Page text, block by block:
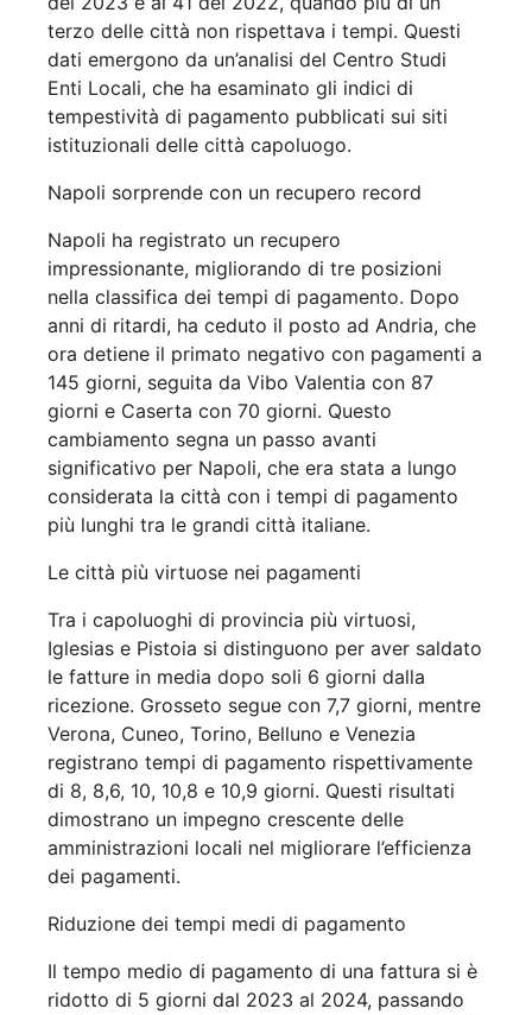
terzo delle città non rispettava i tempi. Questi
dati emergono da un’analisi del Centro Studi
Enti Locali, che ha esaminato gli indici di
tempestività di pagamento pubblicati sui siti
istituzionali delle città capoluogo.
Napoli sorprende con un recupero record
Napoli ha registrato un recupero
impressionante, migliorando di tre posizioni
nella classifica dei tempi di pagamento. Dopo
anni di ritardi, ha ceduto il posto ad Andria, che
ora detiene il primato negativo con pagamenti a
145 giorni, seguita da Vibo Valentia con 87
giorni e Caserta con 70 giorni. Questo
cambiamento segna un passo avanti
significativo per Napoli, che era stata a lungo
considerata la città con i tempi di pagamento
più lunghi tra le grandi città italiane.
Le città più virtuose nei pagamenti
Tra i capoluoghi di provincia più virtuosi,
Iglesias e Pistoia si distinguono per aver saldato
le fatture in media dopo soli 6 giorni dalla
ricezione. Grosseto segue con 7,7 giorni, mentre
Verona, Cuneo, Torino, Belluno e Venezia
registrano tempi di pagamento rispettivamente
di 8, 8,6, 10, 10,8 e 10,9 giorni. Questi risultati
dimostrano un impegno crescente delle
amministrazioni locali nel migliorare l’efficienza
dei pagamenti.
Riduzione dei tempi medi di pagamento
Il tempo medio di pagamento di una fattura si è
ridotto di 5 giorni dal 2023 al 2024, passando